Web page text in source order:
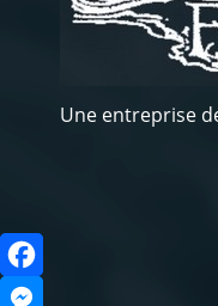
Une entreprise